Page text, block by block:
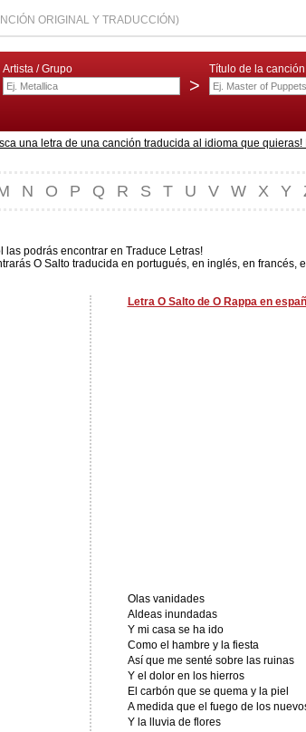
ORIGINAL Y TRADUCCIÓN)
Artista / Grupo
>
Título de la canción
una letra de una canción traducida al idioma que
N O P Q R S T U V W X Y
podrás encontrar en Traduce Letras!
O Salto traducida en portugués, en inglés, en francés,
Letra O Salto de O Rappa en
Olas vanidades
Aldeas inundadas
Y mi casa se ha ido
Como el hambre y la fiesta
Así que me senté sobre las ruinas
Y el dolor en los hierros
El carbón que se quema y la piel
A medida que el fuego de los
Y la lluvia de flores